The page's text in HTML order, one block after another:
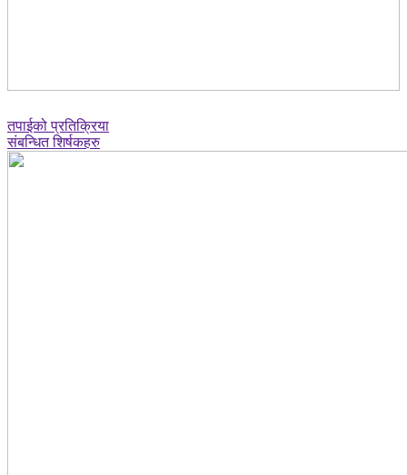
तपाईको प्रतिक्रिया
संबन्धित शिर्षकहरु